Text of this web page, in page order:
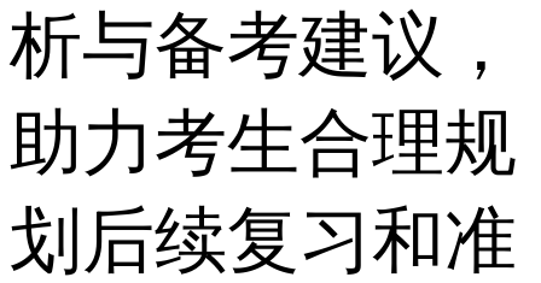
析与备考建议，
助力考生合理规
划后续复习和准